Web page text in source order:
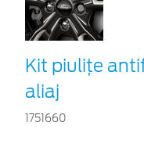
Kit piuliţe
aliaj
1751660